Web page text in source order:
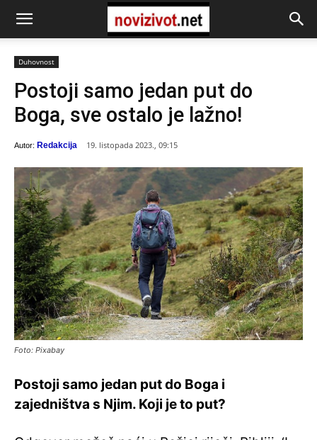
Duhovnost
Postoji samo jedan put do
Boga, sve ostalo je lažno!
Autor: Redakcija 19. listopada 2023., 09:15
Foto: Pixabay
Postoji samo jedan put do Boga i
zajedništva s Njim. Koji je to put?